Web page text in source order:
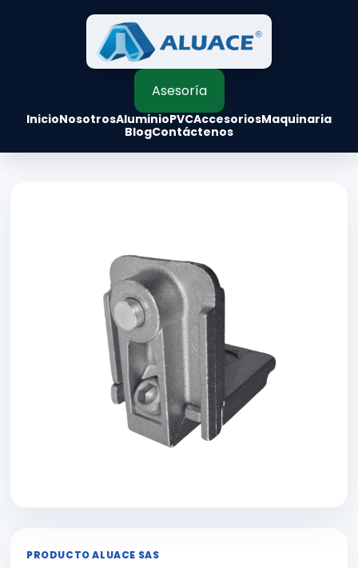
InicioNosotrosAluminioPVCAccesoriosMaquinaria
BlogContáctenos
Asesoría
PRODUCTO ALUACE SAS